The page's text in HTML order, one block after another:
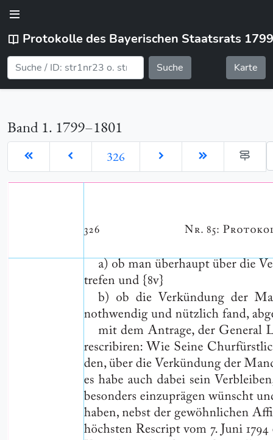
Protokolle des Bayerischen Staatsrats
Suche Karte
Band 1. 1799–1801
326